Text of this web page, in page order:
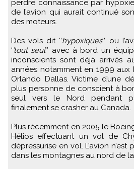
perdre connaissance par
de l’avion qui aurait continué
des moteurs.
Des vols dit ‘’hypoxiques’’ ou
‘ ’tout seul’’ avec à bord un
inconscients sont déjà arrivés
années notamment en 1999 aux
Orlando Dallas. Victime d’une
plus personne de conscient à
seul vers le Nord pendant
finalement se crasher au Canada.
Plus récemment en 2005 le
Hélios effectuant un vol de
dépressurise en vol. L’avion n’est
dans les montagnes au nord de